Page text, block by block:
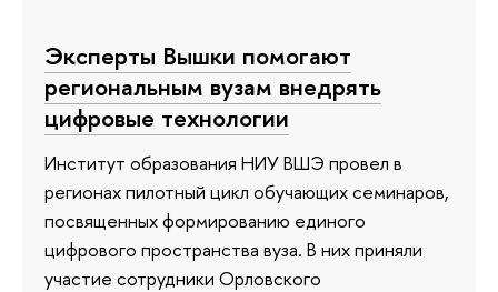
Эксперты Вышки помогают
региональным вузам внедрять
цифровые технологии
Институт образования НИУ ВШЭ провел в
регионах пилотный цикл обучающих семинаров,
посвященных формированию единого
цифрового пространства вуза. В них приняли
участие сотрудники Орловского